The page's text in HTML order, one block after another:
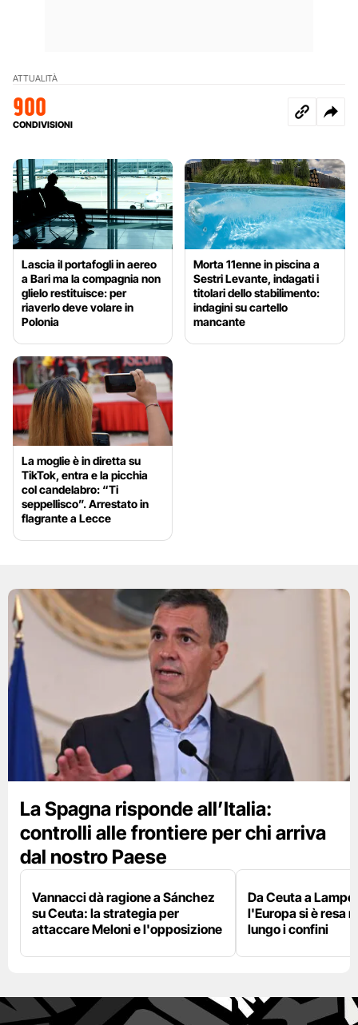
ATTUALITÀ
900
CONDIVISIONI
Lascia il portafogli in aereo
a Bari ma la compagnia non
glielo restituisce: per
riaverlo deve volare in
Polonia
Morta 11enne in piscina a
Sestri Levante, indagati i
titolari dello stabilimento:
indagini su cartello
mancante
La moglie è in diretta su
TikTok, entra e la picchia
col candelabro: “Ti
seppellisco”. Arrestato in
flagrante a Lecce
La Spagna risponde all’Italia:
controlli alle frontiere per chi arriva
dal nostro Paese
Vannacci dà ragione a Sánchez
su Ceuta: la strategia per
attaccare Meloni e l'opposizione
Da Ceuta a
l'Europa si è resa
lungo i confini